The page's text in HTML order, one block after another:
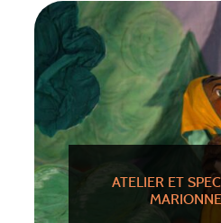
ATELIER ET